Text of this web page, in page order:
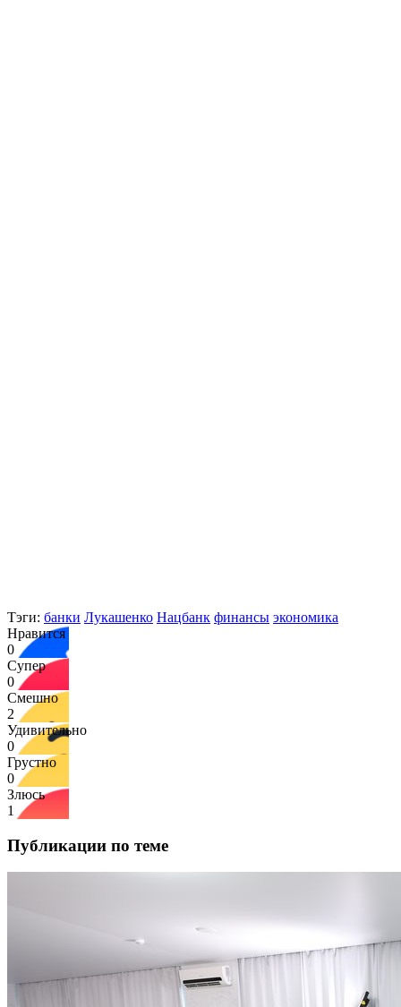
Тэги: банки Лукашенко Нацбанк финансы экономика
Нравится
0
Супер
0
Смешно
2
Удивительно
0
Грустно
0
Злюсь
1
Публикации по теме